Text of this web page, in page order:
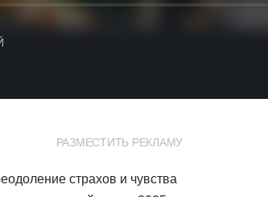
РАЗМЕСТИТЬ РЕКЛАМУ
страхов и чувства